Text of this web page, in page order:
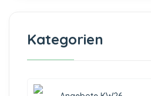
Kategorien